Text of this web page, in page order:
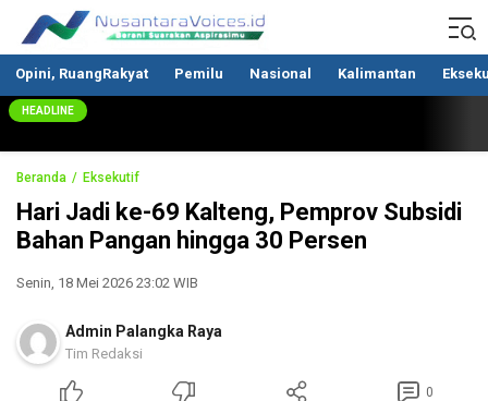
Nusantaravoices.id
Berani Suarakan Aspirasimu
Opini, RuangRakyat Pemilu Nasional Kalimantan
HEADLINE
Beranda Eksekutif
Hari Jadi ke-69 Kalteng, Pemprov Subsidi
Bahan Pangan hingga 30 Persen
Senin, 18 Mei 2026 23:02 WIB
Admin Palangka Raya
Tim Redaksi
0